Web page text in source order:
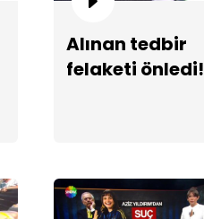
Alınan tedbir
felaketi önledi!